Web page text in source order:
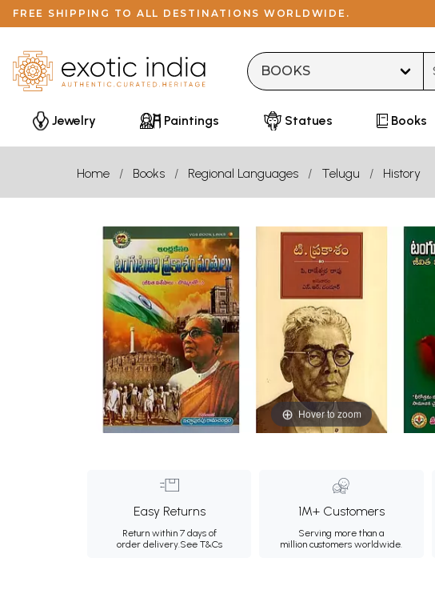
FREE SHIPPING TO ALL DESTINATIONS WORLDWIDE.
Jewelry Paintings Statues Books
Home Books Regional Languages Telugu History
Hover to zoom
Easy Returns
Return within 7 days of
order delivery.See T&Cs
1M+ Customers
Serving more than a
million customers worldwide.